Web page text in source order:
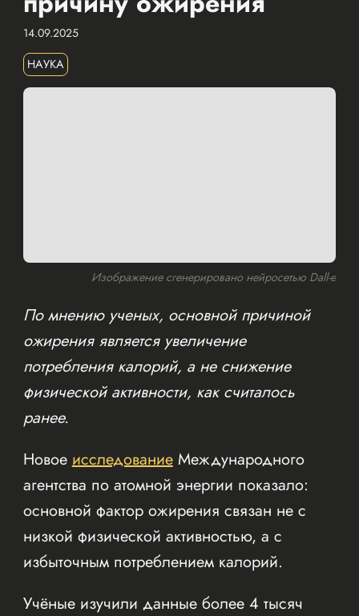
14.09.2025
НАУКА
Изображение сгенерировано нейросетью Dall-e
По мнению ученых, основной причиной
ожирения является увеличение
потребления калорий, а не снижение
физической активности, как считалось
ранее.
Новое исследованиеМеждународного
агентства по атомной энергии показало:
основной фактор ожирения связан не с
низкой физической активностью, а с
избыточным потреблением калорий.
Учёные изучили данные более 4 тысяч